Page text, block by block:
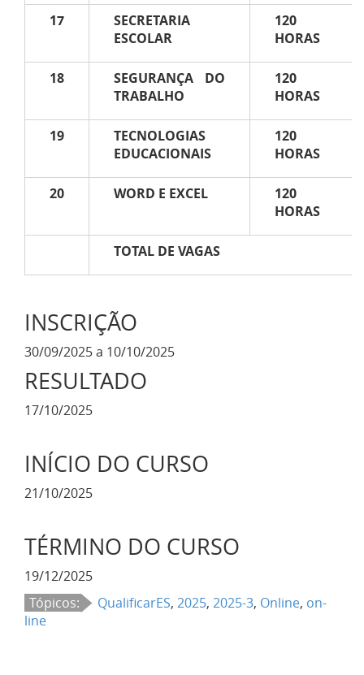
17
SECRETARIA
ESCOLAR
120
HORAS
18
SEGURANÇA DO
TRABALHO
120
HORAS
19
TECNOLOGIAS
EDUCACIONAIS
120
HORAS
20 WORD E EXCEL
120
HORAS
TOTAL DE VAGAS
INSCRIÇÃO
30/09/2025 a 10/10/2025
RESULTADO
17/10/2025
INÍCIO DO CURSO
21/10/2025
TÉRMINO DO CURSO
19/12/2025
Tópicos:
QualificarES, 2025, 2025-3, Online, on-
line